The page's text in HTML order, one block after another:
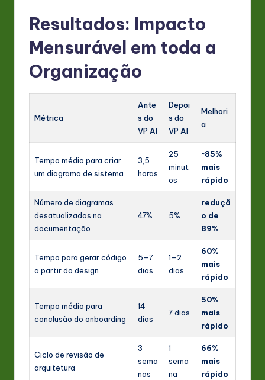
Resultados: Impacto
Mensurável em toda a
Organização
Métrica
Ante
s do
VP AI
Depoi
s do
VP AI
Melhori
a
Tempo médio para criar
um diagrama de sistema
3,5
horas
25
minut
os
~85%
mais
rápido
Número de diagramas
desatualizados na
documentação
47% 5%
reduçã
o de
89%
Tempo para gerar código
a partir do design
5–7
dias
1–2
dias
60%
mais
rápido
Tempo médio para
conclusão do onboarding
14
dias
7 dias
50%
mais
rápido
Ciclo de revisão de
arquitetura
3
sema
nas
1
sema
na
66%
mais
rápido